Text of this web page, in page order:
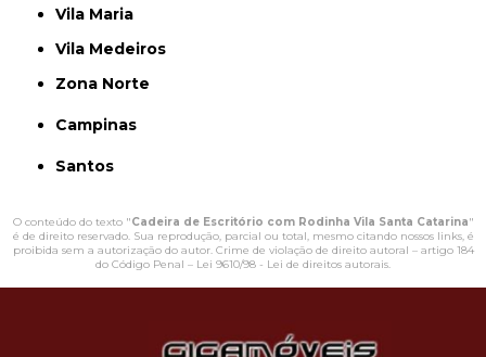
Vila Maria
Vila Medeiros
Zona Norte
Campinas
Santos
O conteúdo do texto "Cadeira de Escritório com Rodinha Vila Santa Catarina"
é de direito reservado. Sua reprodução, parcial ou total, mesmo citando nossos links, é
proibida sem a autorização do autor. Crime de violação de direito autoral – artigo 184
do Código Penal – Lei 9610/98 - Lei de direitos autorais.